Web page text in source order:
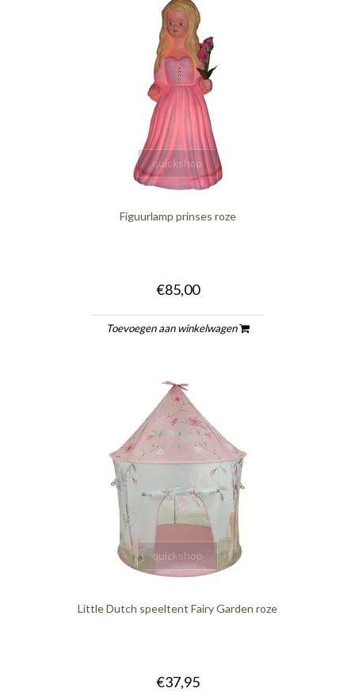
quickshop
Figuurlamp prinses roze
€85,00
Toevoegen aan winkelwagen
quickshop
Little Dutch speeltent Fairy Garden roze
€37,95